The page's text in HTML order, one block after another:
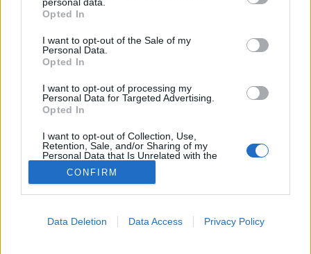
grant or deny consent to Google and its third-party tags to
use your data for below specified purposes in below Google
consent section.
personal data.
Opted In
I want to opt-out of the Sale of my
Personal Data.
Opted In
I want to opt-out of processing my
Personal Data for Targeted Advertising.
Opted In
I want to opt-out of Collection, Use,
Retention, Sale, and/or Sharing of my
Personal Data that Is Unrelated with the
Purposes for which it was collected.
Opted Out
CONFIRM
Data Deletion Data Access Privacy Policy
Táplálkozás